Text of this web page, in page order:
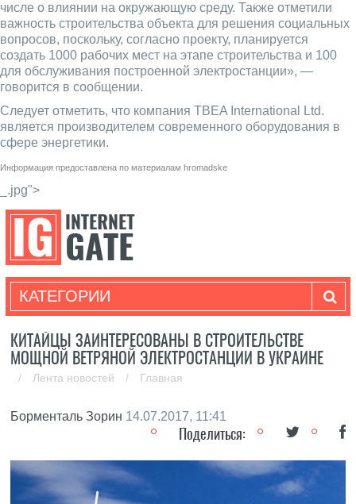
числе о влиянии на окружающую среду. Также отметили
важность строительства объекта для решения социальных
вопросов, поскольку, согласно проекту, планируется
создать 1000 рабочих мест на этапе строительства и 100
для обслуживания построенной электростанции», —
говорится в сообщении.
Следует отметить, что компания TBEA International Ltd.
является производителем современного оборудования в
сфере энергетики.
Информация предоставлена по материалам hromadske
_.jpg">
КАТЕГОРИИ
КИТАЙЦЫ ЗАИНТЕРЕСОВАНЫ В СТРОИТЕЛЬСТВЕ
МОЩНОЙ ВЕТРЯНОЙ ЭЛЕКТРОСТАНЦИИ В УКРАИНЕ
/ Лента новостей / Главная
Борменталь Зорин 14.07.2017, 11:41
Поделиться: